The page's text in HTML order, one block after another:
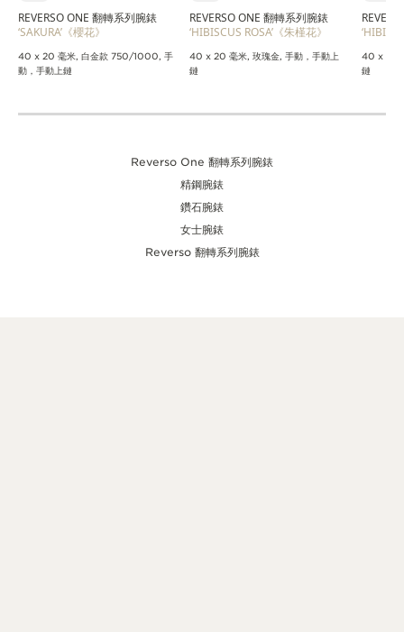
REVERSO ONE 翻轉系列腕錶
‘SAKURA’《櫻花》
40 x 20 毫米, 白金款 750/1000, 手
動，手動上鏈
REVERSO ONE 翻轉系列腕錶
‘HIBISCUS ROSA’《朱槿花》
40 x 20 毫米, 玫瑰金, 手動，手動上
鏈
40 x 20
鏈
Reverso One 翻轉系列腕錶
精鋼腕錶
鑽石腕錶
女士腕錶
Reverso 翻轉系列腕錶